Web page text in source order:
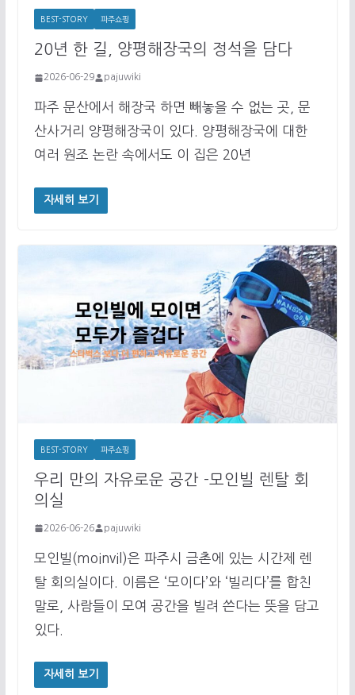
BEST-STORY 파주쇼핑
20년 한 길, 양평해장국의 정석을 담다
2026-06-29 pajuwiki
파주 문산에서 해장국 하면 빼놓을 수 없는 곳, 문
산사거리 양평해장국이 있다. 양평해장국에 대한
여러 원조 논란 속에서도 이 집은 20년
자세히 보기
BEST-STORY 파주쇼핑
우리 만의 자유로운 공간 -모인빌 렌탈 회
의실
2026-06-26 pajuwiki
모인빌(moinvil)은 파주시 금촌에 있는 시간제 렌
탈 회의실이다. 이름은 ‘모이다’와 ‘빌리다’를 합친
말로, 사람들이 모여 공간을 빌려 쓴다는 뜻을 담고
있다.
자세히 보기